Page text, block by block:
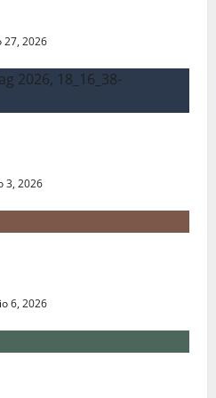
27, 2026
3, 2026
6, 2026